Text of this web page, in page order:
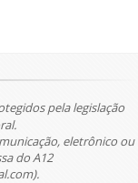
pela legislação
eletrônico ou
do A12